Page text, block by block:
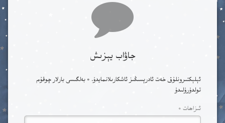
جاۋاب يېزىش
ئېلېكتىرونلۇق خەت ئادرېسىڭىز ئاشكارىلانمايدۇ. * بەلگىسى بارلار چوقۇم
تولدۇرۇلىدۇ
ئىزاھات *